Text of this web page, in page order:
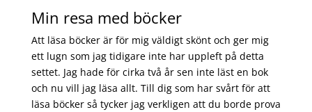
Min resa med böcker
Att läsa böcker är för mig väldigt skönt och ger mig
ett lugn som jag tidigare inte har uppleft på detta
settet. Jag hade för cirka två år sen inte läst en bok
och nu vill jag läsa allt. Till dig som har svårt för att
läsa böcker så tycker jag verkligen att du borde prova